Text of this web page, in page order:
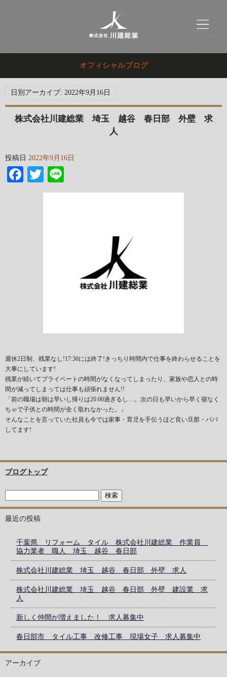
オフィシャルブログ
日別アーカイブ: 2022年9月16日
株式会社川建総業 埼玉 越谷 春日部 外壁 求
人
投稿日 2022年9月16日
Facebook
Twitter
週休2日制、残業なし!17:30には終了!きっちり時間内で仕事を終わらせることを
大事にしています!
残業が続いてプライベートの時間がなくなってしまったり、家族や恋人との時
間が減ってしまっては仕事も頑張れません!!
「前の職場は朝は早いし帰りは20:00過ぎるし…。次の日も早いから早く寝なく
ちゃで子供との時間が全く取れなかった。」
そんなことを言っていた社員も今では家事・育児を手伝うほど良い旦那・パパ
してます!
ブログトップ
最近の投稿
千葉県 リフォーム タイル 株式会社川建総業 作業員
協力業者 職人 埼玉 越谷 春日部
株式会社川建総業 埼玉 越谷 春日部 外壁 求人
株式会社川建総業 埼玉 越谷 春日部 外壁 建設業 求
人
新しく仲間が増えました！ 求人募集中
春日部市 タイル工事 改修工事 現場女子 求人募集中
アーカイブ